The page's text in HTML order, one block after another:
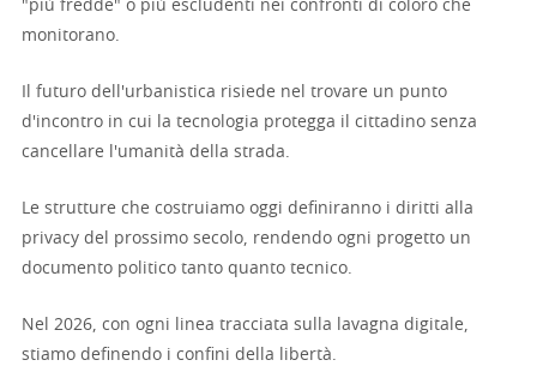
"più fredde" o più escludenti nei confronti di coloro che
monitorano.
Il futuro dell'urbanistica risiede nel trovare un punto
d'incontro in cui la tecnologia protegga il cittadino senza
cancellare l'umanità della strada.
Le strutture che costruiamo oggi definiranno i diritti alla
privacy del prossimo secolo, rendendo ogni progetto un
documento politico tanto quanto tecnico.
Nel 2026, con ogni linea tracciata sulla lavagna digitale,
stiamo definendo i confini della libertà.